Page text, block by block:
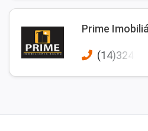
Prime
(14)3245